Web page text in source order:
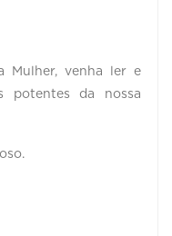
Mulher, venha ler e
potentes da nossa